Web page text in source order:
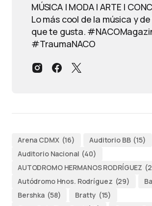
MÚSICA | MODA | ARTE |
Lo más cool de la música y
que te gusta.
#TraumaNACO
Arena CDMX (16) Auditorio BB (15)
Auditorio Nacional (40)
AUTODROMO HERMANOS RODRÍGUEZ
Autódromo Hnos. Rodríguez (29)
Bershka (58) Bratty (15)